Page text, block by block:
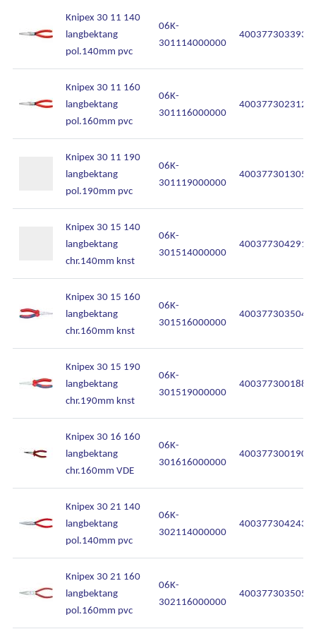
Ons assortiment
Onze merken
Onze diensten
Over Kalkhuis
Knipex 30 11 140
langbektang
pol.140mm pvc
06K-
301114000000
4003773033936
Knipex 30 11 160
langbektang
pol.160mm pvc
06K-
301116000000
4003773023128
Knipex 30 11 190
langbektang
pol.190mm pvc
06K-
301119000000
4003773013051
Knipex 30 15 140
langbektang
chr.140mm knst
06K-
301514000000
4003773042914
Knipex 30 15 160
langbektang
chr.160mm knst
06K-
301516000000
4003773035046
Knipex 30 15 190
langbektang
chr.190mm knst
06K-
301519000000
4003773001881
Knipex 30 16 160
langbektang
chr.160mm VDE
06K-
301616000000
4003773001904
Knipex 30 21 140
langbektang
pol.140mm pvc
06K-
302114000000
4003773042433
Knipex 30 21 160
langbektang
pol.160mm pvc
06K-
302116000000
4003773035053